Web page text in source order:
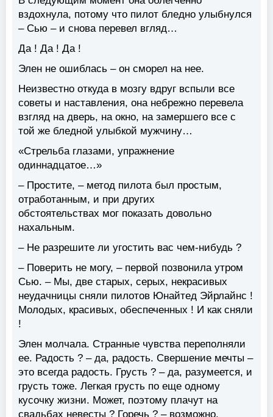
вздохнула, потому что пилот бледно улыбнулся
– Сью – и снова перевел вгляд…
Да ! Да ! Да !
Элен не ошиблась – он сморел на нее.
Неизвестно откуда в мозгу вдруг вспыли все
советы и наставления, она небрежно перевела
взгляд на дверь, на окно, на замершего все с
той же бледной улыбкой мужчину…
«Стрельба глазами, упражнение
одиннадцатое…»
– Простите, – метод пилота был простым,
отработанным, и при других
обстоятельствах мог показать довольно
нахальным.
– Не разрешите ли угостить вас чем-нибудь ?
– Поверить не могу, – первой позвонила утром
Сью. – Мы, две старых, серых, некрасивых
неудачницы сняли пилотов Юнайтед Эйрлайнс !
Молодых, красивых, обеспеченных ! И как сняли
!
Элен молчала. Странные чувства переполняли
ее. Радость ? – да, радость. Свершение мечты –
это всегда радость. Грусть ? – да, разумеется, и
грусть тоже. Легкая грусть по еще одному
кусочку жизни. Может, поэтому плачут на
свадьбах невесты ? Горечь ? – возможно.